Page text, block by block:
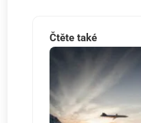
Čtěte také